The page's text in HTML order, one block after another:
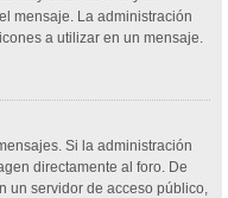
mensaje. La administración
a utilizar en un mensaje.
Si la administración
directamente al foro. De
un servidor de acceso público,